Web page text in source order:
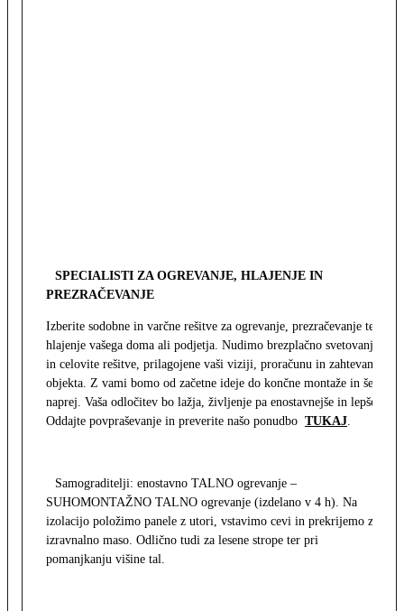
SPECIALISTI ZA OGREVANJE, HLAJENJE IN
PREZRAČEVANJE
Izberite sodobne in varčne rešitve za ogrevanje, prezračevanje ter
hlajenje vašega doma ali podjetja. Nudimo brezplačno svetovanje
in celovite rešitve, prilagojene vaši viziji, proračunu in zahtevam
objekta. Z vami bomo od začetne ideje do končne montaže in še
naprej. Vaša odločitev bo lažja, življenje pa enostavnejše in lepše.
Oddajte povpraševanje in preverite našo ponudbo TUKAJ.
Samograditelji: enostavno TALNO ogrevanje –
SUHOMONTAŽNO TALNO ogrevanje (izdelano v 4 h). Na
izolacijo položimo panele z utori, vstavimo cevi in prekrijemo z
izravnalno maso. Odlično tudi za lesene strope ter pri
pomanjkanju višine tal.